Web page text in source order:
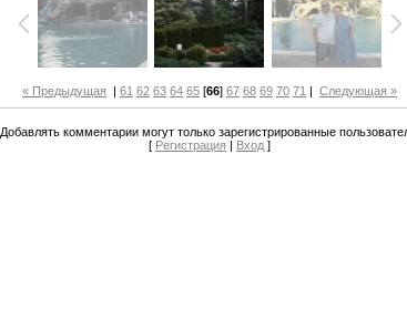
« Предыдущая 61 62 63 64 65 [66] 67 68 69 70 71 Следующая »
Добавлять комментарии могут только зарегистрированные
[ Регистрация | Вход ]